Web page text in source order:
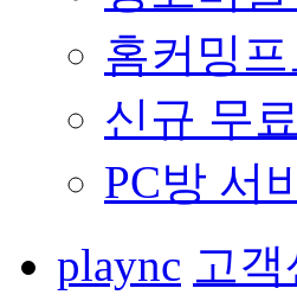
홈커밍
신규 무
PC방 서
plaync 고객